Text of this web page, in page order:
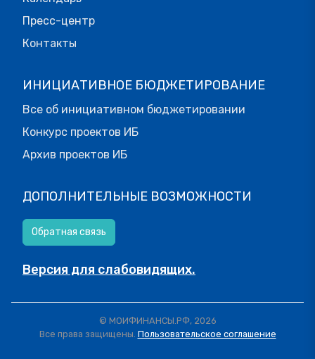
Пресс-центр
Контакты
ИНИЦИАТИВНОЕ БЮДЖЕТИРОВАНИЕ
Все об инициативном бюджетировании
Конкурс проектов ИБ
Архив проектов ИБ
ДОПОЛНИТЕЛЬНЫЕ ВОЗМОЖНОСТИ
Обратная связь
Версия для слабовидящих.
© МОИФИНАНСЫ.РФ, 2026
Все права защищены. Пользовательское соглашение